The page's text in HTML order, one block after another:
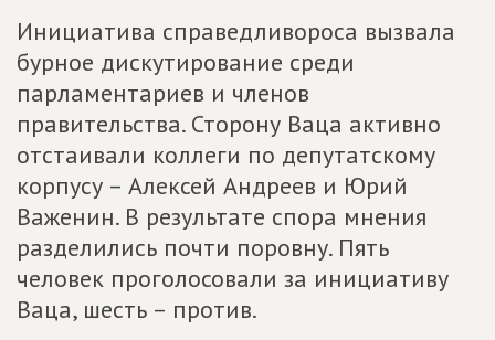
Инициатива справедливороса вызвала
бурное дискутирование среди
парламентариев и членов
правительства. Сторону Ваца активно
отстаивали коллеги по депутатскому
корпусу – Алексей Андреев и Юрий
Важенин. В результате спора мнения
разделились почти поровну. Пять
человек проголосовали за инициативу
Ваца, шесть – против.